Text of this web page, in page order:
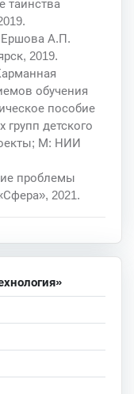
таинства
А.П.
2019.
обучения
пособие
групп детского
М: НИИ
проблемы
2021.